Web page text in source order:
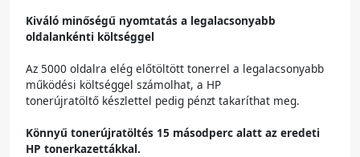
Kiváló minőségű nyomtatás a legalacsonyabb
oldalankénti költséggel
Az 5000 oldalra elég előtöltött tonerrel a legalacsonyabb
működési költséggel számolhat, a HP
tonerújratöltő készlettel pedig pénzt takaríthat meg.
Könnyű tonerújratöltés 15 másodperc alatt az eredeti
HP tonerkazettákkal.